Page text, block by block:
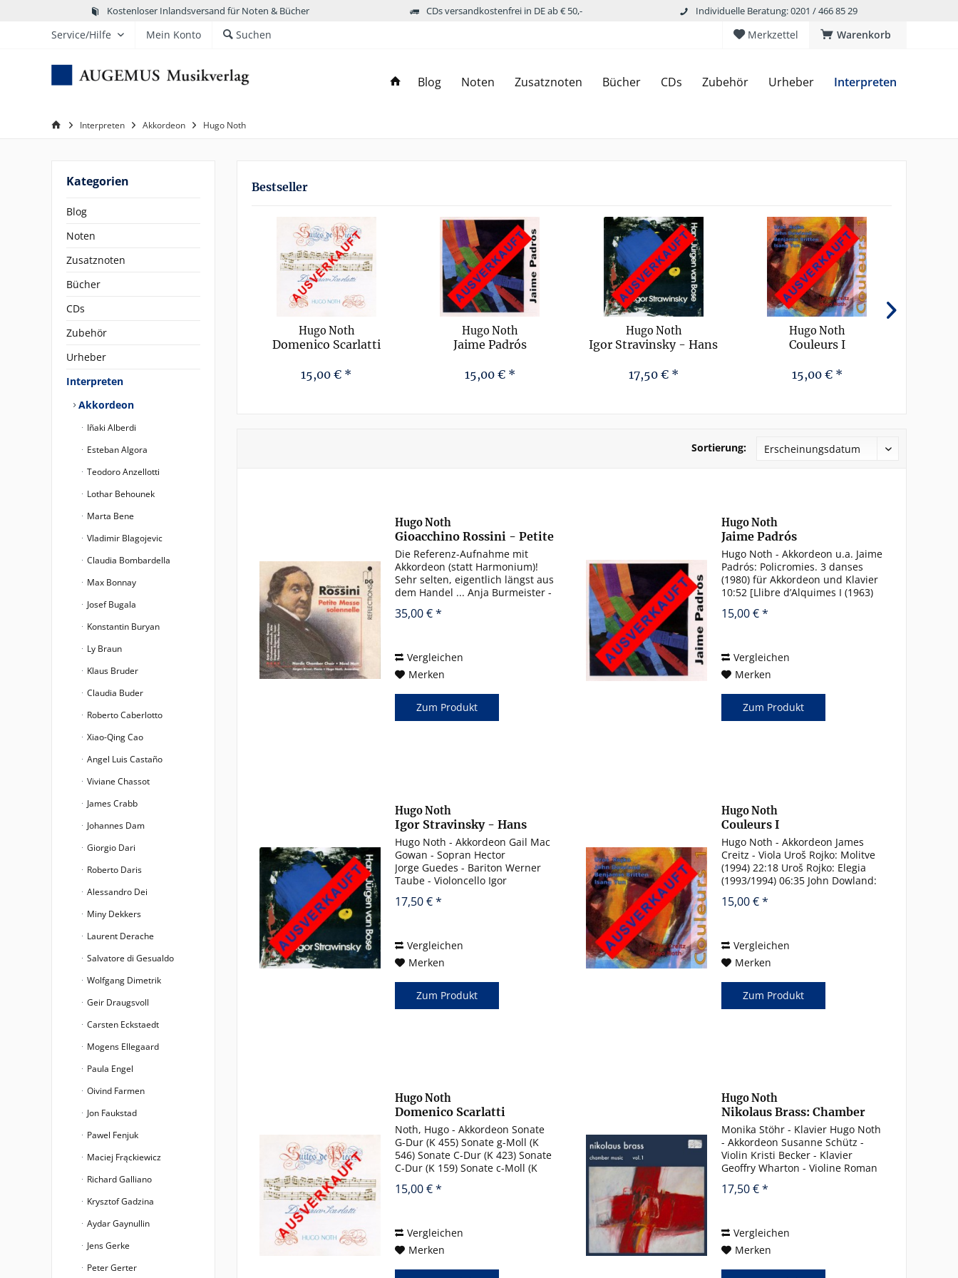
Kostenloser Inlandsversand für Noten & Bücher CDs versandkostenfrei in DE ab € 50,- Individuelle Beratung: 0201 / 466 85 29
Warenkorb
Merkzettel
Service/Hilfe Mein Konto Suchen
Blog Noten Zusatznoten Bücher CDs Zubehör Urheber Interpreten
Interpreten Akkordeon Hugo Noth
Kategorien
Blog
Noten
Zusatznoten
Bücher
CDs
Zubehör
Urheber
Interpreten
Akkordeon
Iñaki Alberdi
Esteban Algora
Teodoro Anzellotti
Lothar Behounek
Marta Bene
Vladimir Blagojevic
Claudia Bombardella
Max Bonnay
Josef Bugala
Konstantin Buryan
Ly Braun
Klaus Bruder
Claudia Buder
Roberto Caberlotto
Xiao-Qing Cao
Angel Luis Castaño
Viviane Chassot
James Crabb
Johannes Dam
Giorgio Dari
Roberto Daris
Alessandro Dei
Miny Dekkers
Laurent Derache
Salvatore di Gesualdo
Wolfgang Dimetrik
Geir Draugsvoll
Carsten Eckstaedt
Mogens Ellegaard
Paula Engel
Oivind Farmen
Jon Faukstad
Pawel Fenjuk
Maciej Frąckiewicz
Richard Galliano
Krysztof Gadzina
Aydar Gaynullin
Jens Gerke
Peter Gerter
Bestseller
Hugo Noth
Domenico Scarlatti
15,00 € *
Hugo Noth
Jaime Padrós
15,00 € *
Hugo Noth
Igor Stravinsky - Hans
17,50 € *
Hugo Noth
Couleurs I
15,00 € *
Sortierung:
Hugo Noth
Gioacchino Rossini - Petite
Messe solennelle...
Die Referenz-Aufnahme mit
Akkordeon (statt Harmonium)!
Sehr selten, eigentlich längst aus
dem Handel ... Anja Burmeister -
Stephan Rügamer - Tenor
35,00 € *
Vergleichen
Merken
Zum Produkt
Hugo Noth
Jaime Padrós
Hugo Noth - Akkordeon u.a. Jaime
Padrós: Policromies. 3 danses
(1980) für Akkordeon und Klavier
10:52 [Llibre d’Alquimes I (1963)
Sonorizados (1986) für
15,00 € *
Vergleichen
Merken
Zum Produkt
Hugo Noth
Igor Stravinsky - Hans
Jürgen von Bose
Hugo Noth - Akkordeon Gail Mac
Gowan - Sopran Hector
Jorge Guedes - Bariton Werner
Taube - Violoncello Igor
Konstantin Balmont Igor
Pribautki...
17,50 € *
Vergleichen
Merken
Zum Produkt
Hugo Noth
Couleurs I
Hugo Noth - Akkordeon James
Creitz - Viola Uroš Rojko: Molitve
(1994) 22:18 Uroš Rojko: Elegia
(1993/1994) 06:35 John Dowland:
Dowland: If my complaints could
15,00 € *
Vergleichen
Merken
Zum Produkt
Hugo Noth
Domenico Scarlatti
Noth, Hugo - Akkordeon Sonate
G-Dur (K 455) Sonate g-Moll (K
546) Sonate C-Dur (K 423) Sonate
C-Dur (K 159) Sonate c-Moll (K
f-Moll (K 365) Sonate f-Moll (K
15,00 € *
Vergleichen
Merken
Hugo Noth
Nikolaus Brass: Chamber
Music Vol. 1
Monika Stöhr - Klavier Hugo Noth
- Akkordeon Susanne Schütz -
Violin Kristi Becker - Klavier
Geoffry Wharton - Violine Roman
(für Klavier) (1999)] 12:35 a due
17,50 € *
Vergleichen
Merken